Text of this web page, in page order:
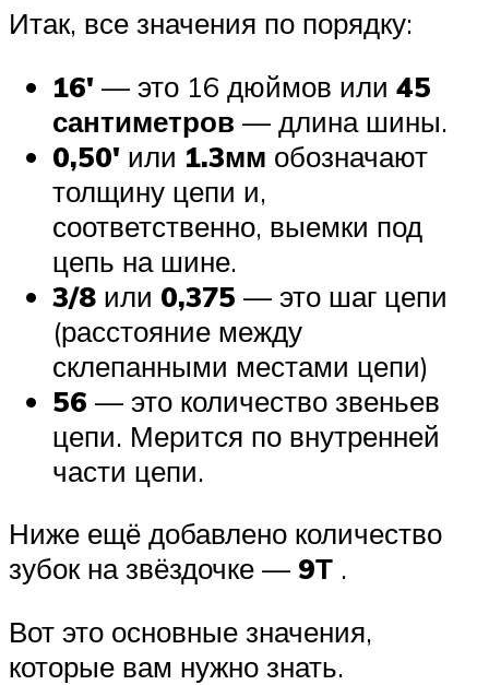
Итак, все значения по порядку:
16′ — это 16 дюймов или 45
сантиметров — длина шины.
0,50′ или 1.3мм обозначают
толщину цепи и,
соответственно, выемки под
цепь на шине.
3/8 или 0,375 — это шаг цепи
(расстояние между
склепанными местами цепи)
56 — это количество звеньев
цепи. Мерится по внутренней
части цепи.
Ниже ещё добавлено количество
зубок на звёздочке — 9Т .
Вот это основные значения,
которые вам нужно знать.